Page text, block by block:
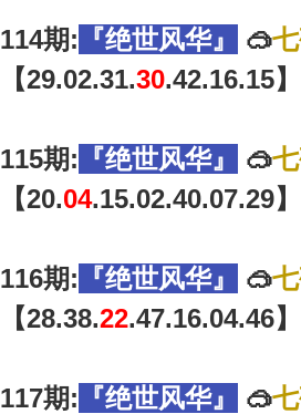
114期: 『绝世风华』 🥽
【29.02.31.30.42.16.15】
115期: 『绝世风华』 🥽
【20.04.15.02.40.07.29】
116期: 『绝世风华』 🥽
【28.38.22.47.16.04.46】
117期: 『绝世风华』 🥽